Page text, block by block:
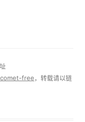
free，转载请以链